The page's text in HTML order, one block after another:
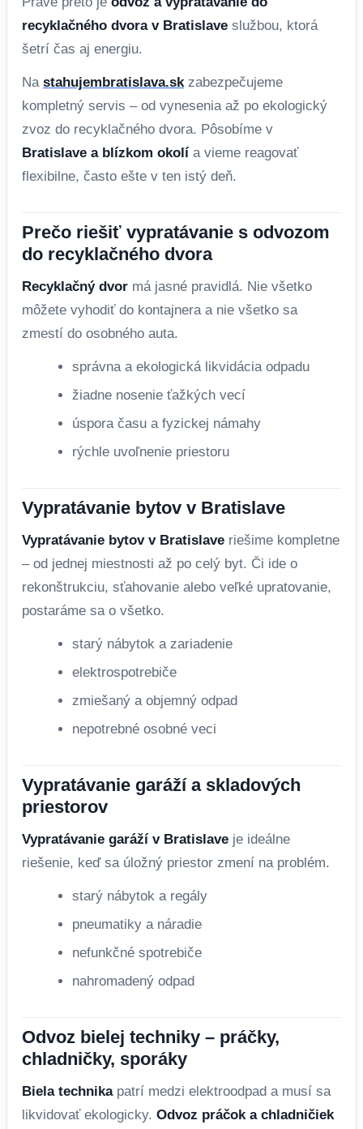
recyklačného dvora v Bratislave službou, ktorá
šetrí čas aj energiu.
Na stahujembratislava.sk zabezpečujeme
kompletný servis – od vynesenia až po ekologický
zvoz do recyklačného dvora. Pôsobíme v
Bratislave a blízkom okolí a vieme reagovať
flexibilne, často ešte v ten istý deň.
Prečo riešiť vypratávanie s odvozom
do recyklačného dvora
Recyklačný dvor má jasné pravidlá. Nie všetko
môžete vyhodiť do kontajnera a nie všetko sa
zmestí do osobného auta.
správna a ekologická likvidácia odpadu
žiadne nosenie ťažkých vecí
úspora času a fyzickej námahy
rýchle uvoľnenie priestoru
Vypratávanie bytov v Bratislave
Vypratávanie bytov v Bratislave riešime kompletne
– od jednej miestnosti až po celý byt. Či ide o
rekonštrukciu, sťahovanie alebo veľké upratovanie,
postaráme sa o všetko.
starý nábytok a zariadenie
elektrospotrebiče
zmiešaný a objemný odpad
nepotrebné osobné veci
Vypratávanie garáží a skladových
priestorov
Vypratávanie garáží v Bratislave je ideálne
riešenie, keď sa úložný priestor zmení na problém.
starý nábytok a regály
pneumatiky a náradie
nefunkčné spotrebiče
nahromadený odpad
Odvoz bielej techniky – práčky,
chladničky, sporáky
Biela technikapatrí medzi elektroodpad a musí sa
likvidovať ekologicky. Odvoz práčok a chladničiek